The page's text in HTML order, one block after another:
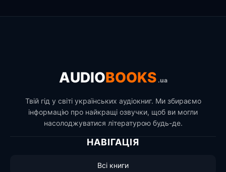
AUDIOBOOKS .ua
Твій гід у світі українських аудіокниг. Ми збираємо
інформацію про найкращі озвучки, щоб ви могли
насолоджуватися літературою будь-де.
НАВІГАЦІЯ
Всі книги